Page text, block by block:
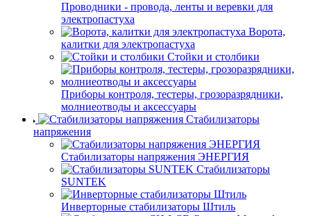
Проводники - провода, ленты и веревки для
электропастуха
Ворота,
калитки для электропастуха
Стойки и столбики
Приборы контроля, тестеры, грозоразрядники,
молниеотводы и аксессуары
Стабилизаторы
напряжения
Стабилизаторы напряжения ЭНЕРГИЯ
Стабилизаторы
SUNTEK
Инверторные стабилизаторы Штиль